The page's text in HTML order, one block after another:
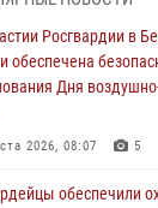
«Солнышко»
2026, 07:39 1
физической культуры
2026, 06:19
Росгвардии в
обеспечена
Дня
2026, 08:07 5
обеспечили